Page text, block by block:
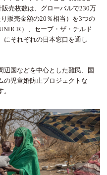
売枚数は、グローバルで230万
販売金額の20％相当）を3つの
）、セーブ・ザ・チルド
にそれぞれの日本窓口を通し
辺国などを中心とした難民、国
の児童婚防止プロジェクトな